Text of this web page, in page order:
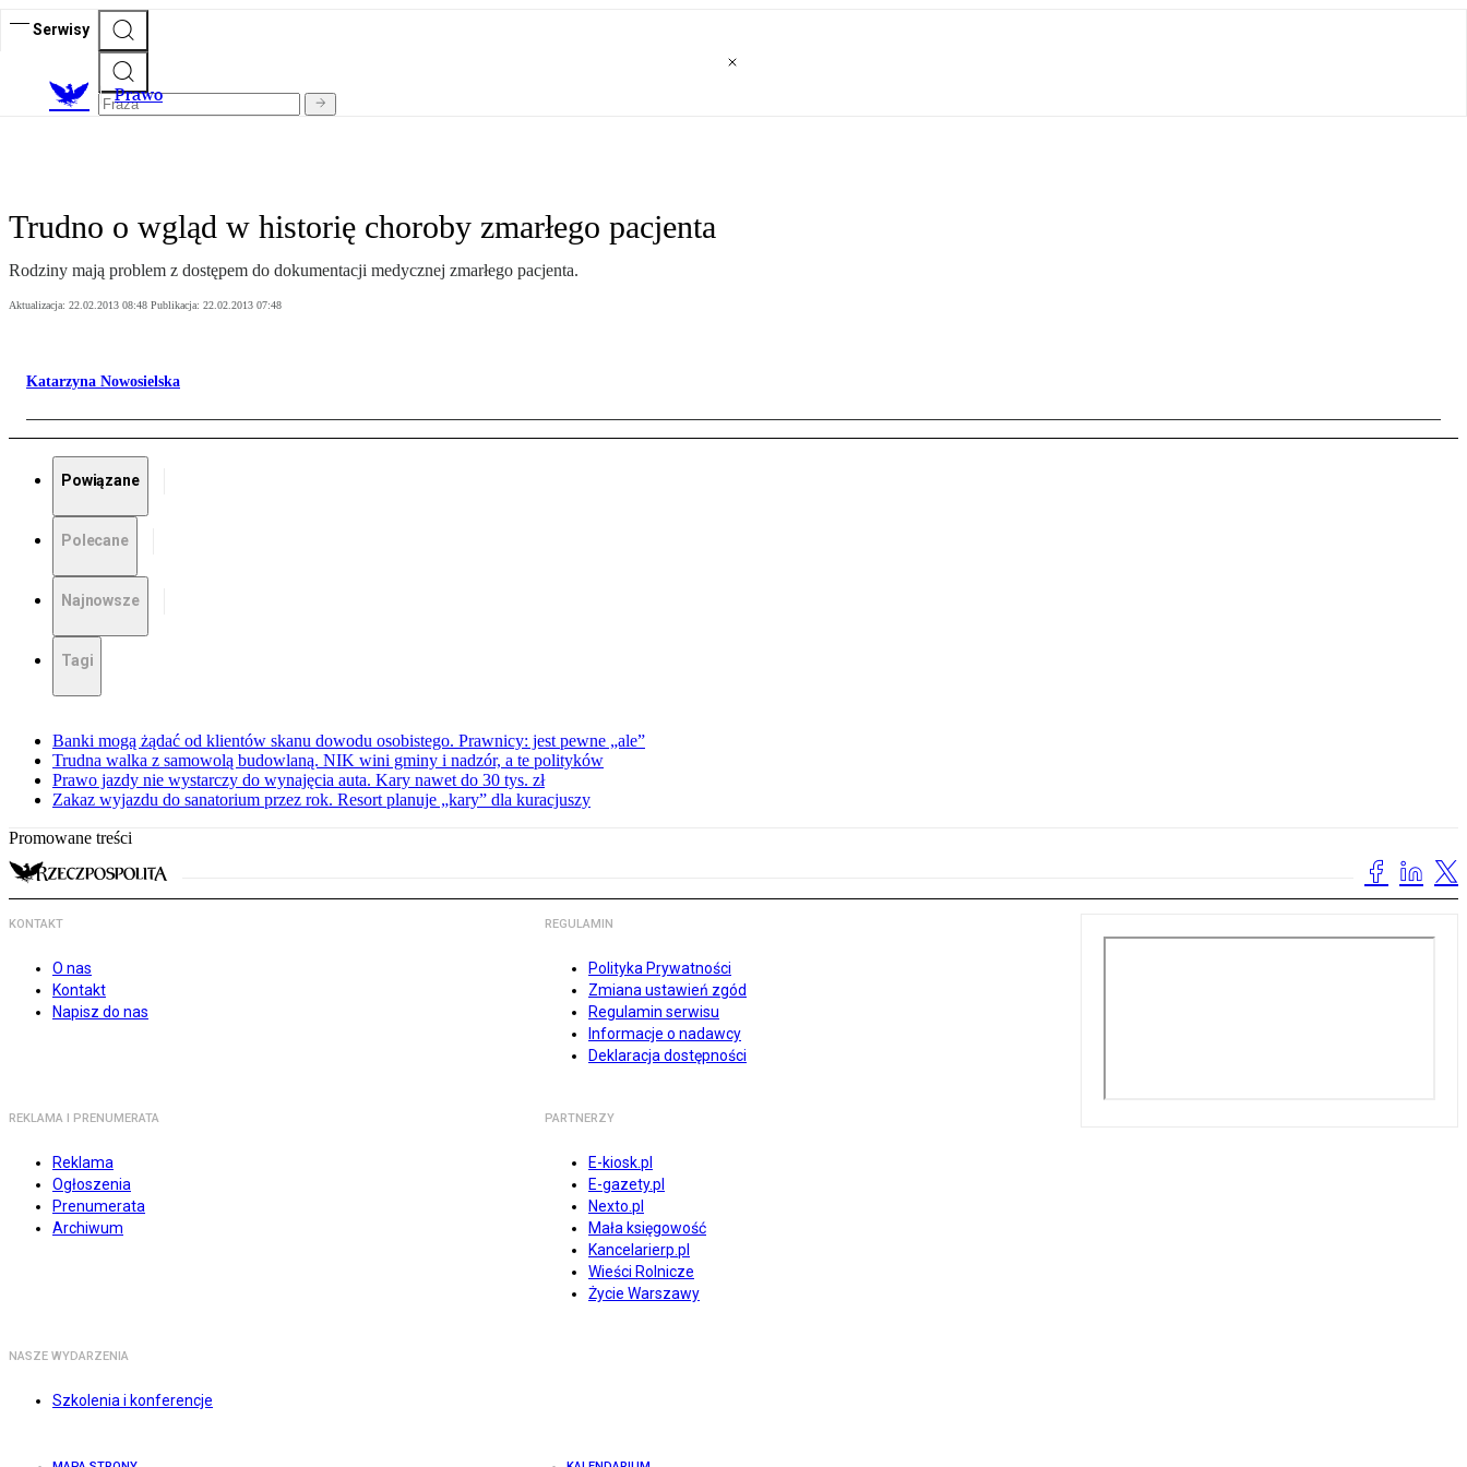
Serwisy
Prawo
Trudno o wgląd w historię choroby zmarłego pacjenta
Rodziny mają problem z dostępem do dokumentacji medycznej zmarłego pacjenta.
Aktualizacja: 22.02.2013 08:48 Publikacja: 22.02.2013 07:48
Katarzyna Nowosielska
Powiązane
Polecane
Najnowsze
Tagi
Banki mogą żądać od klientów skanu dowodu osobistego. Prawnicy: jest pewne „ale”
Trudna walka z samowolą budowlaną. NIK wini gminy i nadzór, a te polityków
Prawo jazdy nie wystarczy do wynajęcia auta. Kary nawet do 30 tys. zł
Zakaz wyjazdu do sanatorium przez rok. Resort planuje „kary” dla kuracjuszy
Promowane treści
KONTAKT
O nas
Kontakt
Napisz do nas
REGULAMIN
Polityka Prywatności
Zmiana ustawień zgód
Regulamin serwisu
Informacje o nadawcy
Deklaracja dostępności
REKLAMA I PRENUMERATA
Reklama
Ogłoszenia
Prenumerata
Archiwum
PARTNERZY
E-kiosk.pl
E-gazety.pl
Nexto.pl
Mała księgowość
Kancelarierp.pl
Wieści Rolnicze
Życie Warszawy
NASZE WYDARZENIA
Szkolenia i konferencje